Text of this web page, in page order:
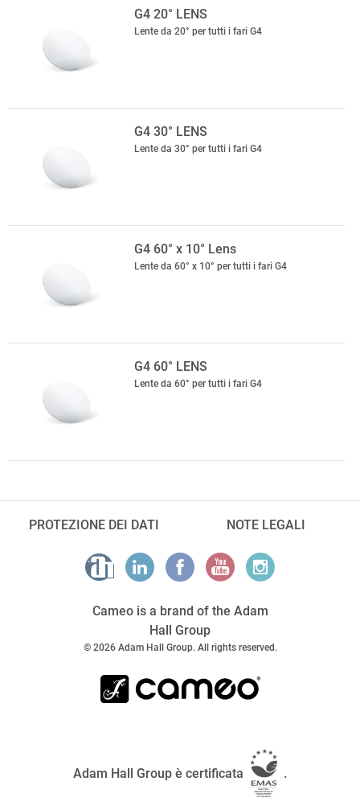
G4 20° LENS
Lente da 20° per tutti i fari G4
G4 30° LENS
Lente da 30° per tutti i fari G4
G4 60° x 10° Lens
Lente da 60° x 10° per tutti i fari G4
G4 60° LENS
Lente da 60° per tutti i fari G4
PROTEZIONE DEI DATI NOTE LEGALI
Cameo is a brand of the Adam
Hall Group
© 2026 Adam Hall Group. All rights reserved.
Adam Hall Group è certificata .